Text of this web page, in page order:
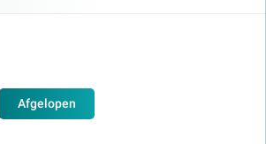
Afgelopen